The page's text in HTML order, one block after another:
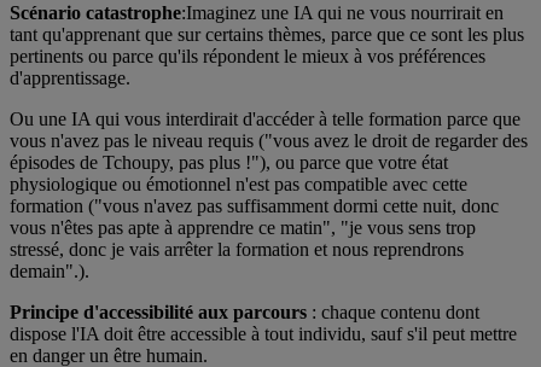
Scénario catastrophe:Imaginez une IA qui ne vous nourrirait en
tant qu'apprenant que sur certains thèmes, parce que ce sont les plus
pertinents ou parce qu'ils répondent le mieux à vos préférences
d'apprentissage.
Ou une IA qui vous interdirait d'accéder à telle formation parce que
vous n'avez pas le niveau requis ("vous avez le droit de regarder des
épisodes de Tchoupy, pas plus !"), ou parce que votre état
physiologique ou émotionnel n'est pas compatible avec cette
formation ("vous n'avez pas suffisamment dormi cette nuit, donc
vous n'êtes pas apte à apprendre ce matin", "je vous sens trop
stressé, donc je vais arrêter la formation et nous reprendrons
demain".).
Principe d'accessibilité aux parcours : chaque contenu dont
dispose l'IA doit être accessible à tout individu, sauf s'il peut mettre
en danger un être humain.